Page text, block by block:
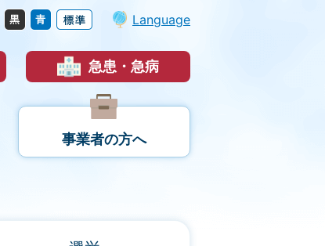
Language
急患・急病
事業者の方へ